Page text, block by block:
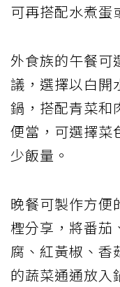
可再搭配水煮蛋
外食族的午餐可
議，選擇以白開
鍋，搭配青菜和
便當，可選擇菜
少飯量。
晚餐可製作方便
檉分享，將番茄
腐、紅黃椒、香
的蔬菜通通放入